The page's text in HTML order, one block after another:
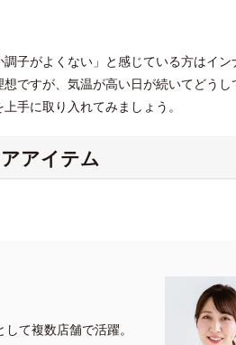
子がよくない」と感じている方はイン
ですが、気温が高い日が続いてどうし
手に取り入れてみましょう。
アイテム
て複数店舗で活躍。